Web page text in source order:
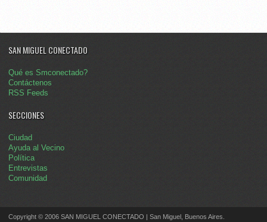
SAN MIGUEL CONECTADO
Qué es Smconectado?
Contáctenos
RSS Feeds
SECCIONES
Ciudad
Ayuda al Vecino
Política
Entrevistas
Comunidad
Copyright © 2006 SAN MIGUEL CONECTADO | San Miguel, Buenos Aires.